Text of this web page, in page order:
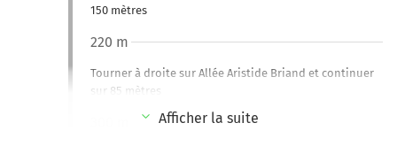
150 mètres
Tourner à droite sur Allée Aristide Briand et continuer
sur 85 mètres
220 m
Afficher la suite